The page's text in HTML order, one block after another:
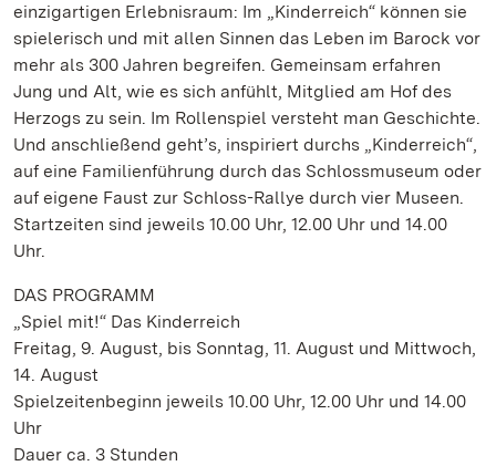
einzigartigen Erlebnisraum: Im „Kinderreich“ können sie
spielerisch und mit allen Sinnen das Leben im Barock vor
mehr als 300 Jahren begreifen. Gemeinsam erfahren
Jung und Alt, wie es sich anfühlt, Mitglied am Hof des
Herzogs zu sein. Im Rollenspiel versteht man Geschichte.
Und anschließend geht’s, inspiriert durchs „Kinderreich“,
auf eine Familienführung durch das Schlossmuseum oder
auf eigene Faust zur Schloss-Rallye durch vier Museen.
Startzeiten sind jeweils 10.00 Uhr, 12.00 Uhr und 14.00
Uhr.
DAS PROGRAMM
„Spiel mit!“ Das Kinderreich
Freitag, 9. August, bis Sonntag, 11. August und Mittwoch,
14. August
Spielzeitenbeginn jeweils 10.00 Uhr, 12.00 Uhr und 14.00
Uhr
Dauer ca. 3 Stunden